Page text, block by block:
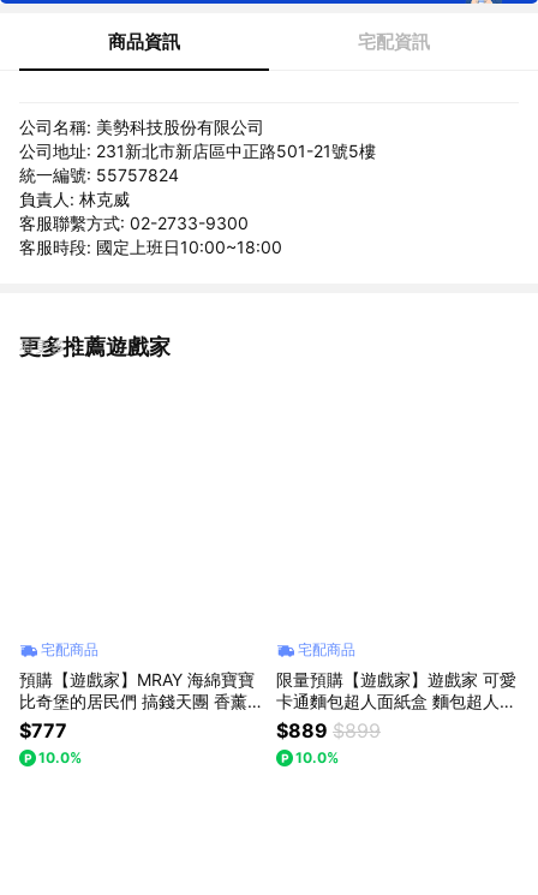
商品資訊 宅配資訊
公司名稱: 美勢科技股份有限公司
公司地址: 231新北市新店區中正路501-21號5樓
統一編號: 55757824
負責人: 林克威
客服聯繫方式: 02-2733-9300
客服時段: 國定上班日10:00~18:00
更多推薦遊戲家
看更多
宅配商品
預購【遊戲家】MRAY 海綿寶寶
比奇堡的居民們 搞錢天團 香薰
掛件 盲盒 - 1 入
$777
10.0%
宅配商品
限量預購【遊戲家】遊戲家 可愛
卡通麵包超人面紙盒 麵包超人衛
生紙盒
$889 $899
10.0%